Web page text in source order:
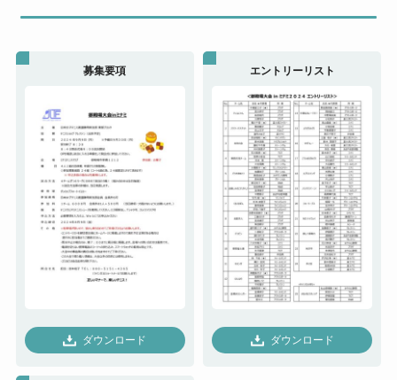
募集要項
ダウンロード
エントリーリスト
ダウンロード